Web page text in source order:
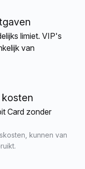
limiet. VIP's
van
kosten
Card zonder
kunnen van